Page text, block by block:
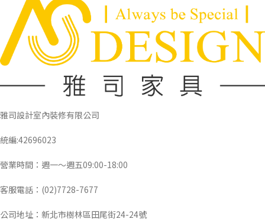
雅司設計室內裝修有限公司
統編:42696023
營業時間：週一～週五09:00-18:00
客服電話：(02)7728-7677
公司地址：新北市樹林區田尾街24-24號